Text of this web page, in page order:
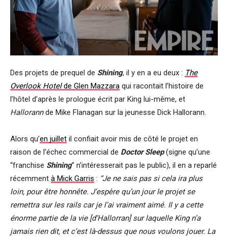
Des projets de prequel de Shining, il y en a eu deux : The
Overlook Hotelde Glen Mazzara qui racontait l’histoire de
l’hôtel d’après le prologue écrit par King lui-même, et
Hallorannde Mike Flanagan sur la jeunesse Dick Hallorann.
Alors qu’en juillet il confiait avoir mis de côté le projet en
raison de l’échec commercial de Doctor Sleep(signe qu’une
“franchise Shining” n’intéresserait pas le public), il en a reparlé
récemment à Mick Garris : “Je ne sais pas si cela ira plus
loin, pour être honnête. J’espère qu’un jour le projet se
remettra sur les rails car je l’ai vraiment aimé. Il y a cette
énorme partie de la vie [d’Hallorran] sur laquelle King n’a
jamais rien dit, et c’est là-dessus que nous voulons jouer. La